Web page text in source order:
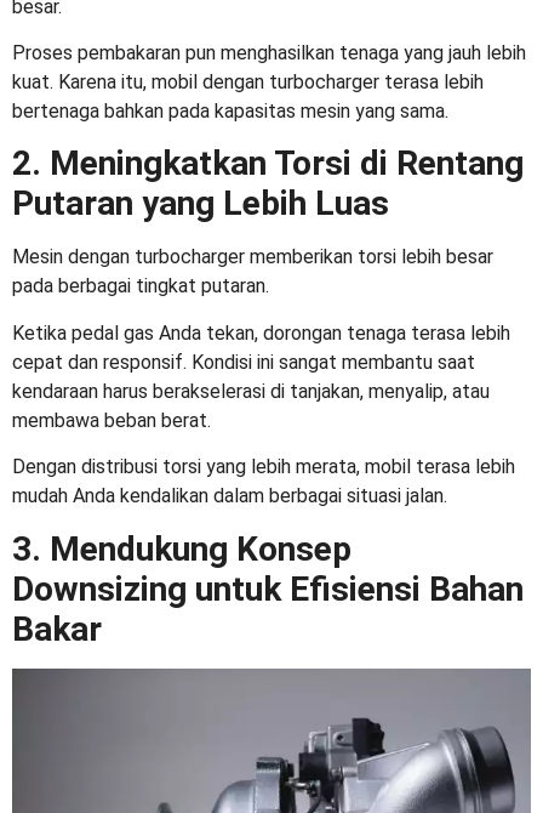
besar.
Proses pembakaran pun menghasilkan tenaga yang jauh lebih
kuat. Karena itu, mobil dengan turbocharger terasa lebih
bertenaga bahkan pada kapasitas mesin yang sama.
2. Meningkatkan Torsi di Rentang
Putaran yang Lebih Luas
Mesin dengan turbocharger memberikan torsi lebih besar
pada berbagai tingkat putaran.
Ketika pedal gas Anda tekan, dorongan tenaga terasa lebih
cepat dan responsif. Kondisi ini sangat membantu saat
kendaraan harus berakselerasi di tanjakan, menyalip, atau
membawa beban berat.
Dengan distribusi torsi yang lebih merata, mobil terasa lebih
mudah Anda kendalikan dalam berbagai situasi jalan.
3. Mendukung Konsep
Downsizing untuk Efisiensi Bahan
Bakar